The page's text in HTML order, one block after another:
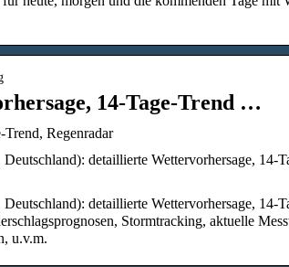
14-Tage-Trend …
Trend, Regenradar
detaillierte Wettervorhersage, 14-
detaillierte Wettervorhersage, 14-
Stormtracking, aktuelle
u.v.m.